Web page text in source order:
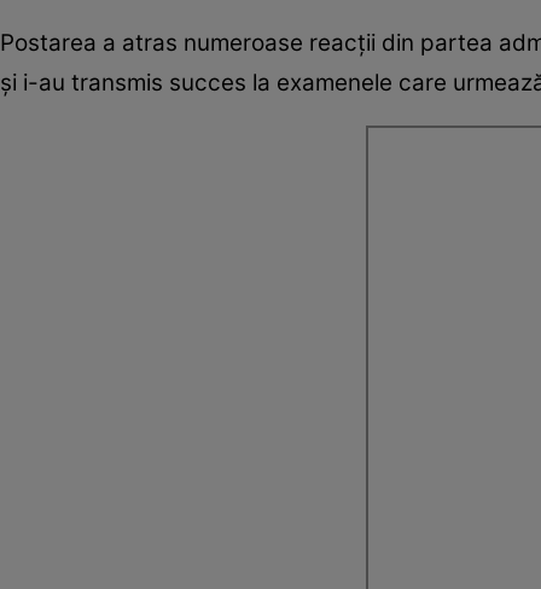
Postarea a atras numeroase reacții din partea
și i-au transmis succes la examenele care